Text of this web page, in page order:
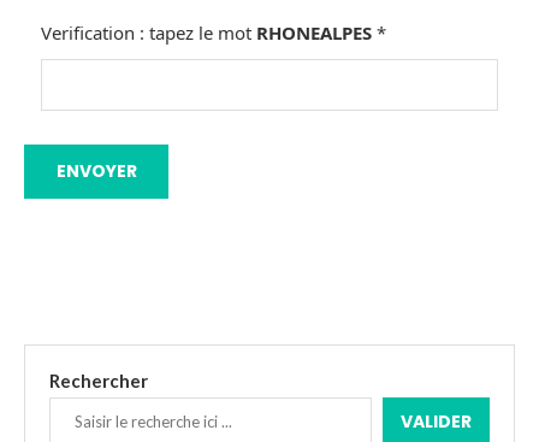
Verification : tapez le mot RHONEALPES *
Rechercher
VALIDER